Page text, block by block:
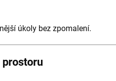
úkoly bez zpomalení.